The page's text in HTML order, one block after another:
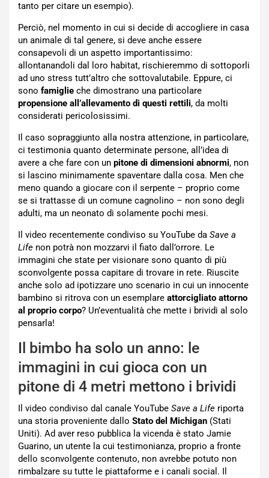
tanto per citare un esempio).
Perciò, nel momento in cui si decide di accogliere in casa
un animale di tal genere, si deve anche essere
consapevoli di un aspetto importantissimo:
allontanandoli dal loro habitat, rischieremmo di sottoporli
ad uno stress tutt’altro che sottovalutabile. Eppure, ci
sono famiglie che dimostrano una particolare
propensione all’allevamento di questi rettili, da molti
considerati pericolosissimi.
Il caso sopraggiunto alla nostra attenzione, in particolare,
ci testimonia quanto determinate persone, all’idea di
avere a che fare con un pitone di dimensioni abnormi, non
si lascino minimamente spaventare dalla cosa. Men che
meno quando a giocare con il serpente – proprio come
se si trattasse di un comune cagnolino – non sono degli
adulti, ma un neonato di solamente pochi mesi.
Il video recentemente condiviso su YouTube da Save a
Life non potrà non mozzarvi il fiato dall’orrore. Le
immagini che state per visionare sono quanto di più
sconvolgente possa capitare di trovare in rete. Riuscite
anche solo ad ipotizzare uno scenario in cui un innocente
bambino si ritrova con un esemplare attorcigliato attorno
al proprio corpo? Un’eventualità che mette i brividi al solo
pensarla!
Il bimbo ha solo un anno: le
immagini in cui gioca con un
pitone di 4 metri mettono i brividi
Il video condiviso dal canale YouTube Save a Life riporta
una storia proveniente dallo Stato del Michigan (Stati
Uniti). Ad aver reso pubblica la vicenda è stato Jamie
Guarino, un utente la cui testimonianza, proprio a fronte
dello sconvolgente contenuto, non avrebbe potuto non
rimbalzare su tutte le piattaforme e i canali social. Il